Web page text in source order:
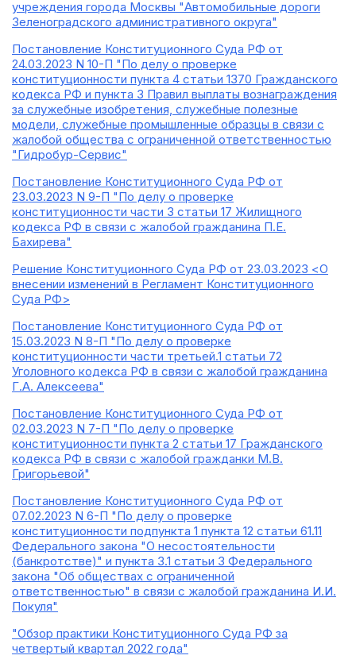
учреждения города Москвы "Автомобильные дороги
Зеленоградского административного округа"
Постановление Конституционного Суда РФ от
24.03.2023 N 10-П "По делу о проверке
конституционности пункта 4 статьи 1370 Гражданского
кодекса РФ и пункта 3 Правил выплаты вознаграждения
за служебные изобретения, служебные полезные
модели, служебные промышленные образцы в связи с
жалобой общества с ограниченной ответственностью
"Гидробур-Сервис"
Постановление Конституционного Суда РФ от
23.03.2023 N 9-П "По делу о проверке
конституционности части 3 статьи 17 Жилищного
кодекса РФ в связи с жалобой гражданина П.Е.
Бахирева"
Решение Конституционного Суда РФ от 23.03.2023 <О
внесении изменений в Регламент Конституционного
Суда РФ>
Постановление Конституционного Суда РФ от
15.03.2023 N 8-П "По делу о проверке
конституционности части третьей.1 статьи 72
Уголовного кодекса РФ в связи с жалобой гражданина
Г.А. Алексеева"
Постановление Конституционного Суда РФ от
02.03.2023 N 7-П "По делу о проверке
конституционности пункта 2 статьи 17 Гражданского
кодекса РФ в связи с жалобой гражданки М.В.
Григорьевой"
Постановление Конституционного Суда РФ от
07.02.2023 N 6-П "По делу о проверке
конституционности подпункта 1 пункта 12 статьи 61.11
Федерального закона "О несостоятельности
(банкротстве)" и пункта 3.1 статьи 3 Федерального
закона "Об обществах с ограниченной
ответственностью" в связи с жалобой гражданина И.И.
Покуля"
"Обзор практики Конституционного Суда РФ за
четвертый квартал 2022 года"